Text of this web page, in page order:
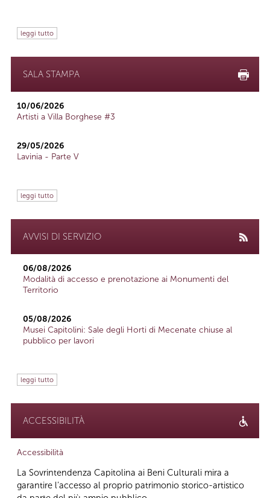
leggi tutto
SALA STAMPA
10/06/2026
Artisti a Villa Borghese #3
29/05/2026
Lavinia - Parte V
leggi tutto
AVVISI DI SERVIZIO
06/08/2026
Modalità di accesso e prenotazione ai Monumenti del
Territorio
05/08/2026
Musei Capitolini: Sale degli Horti di Mecenate chiuse al
pubblico per lavori
leggi tutto
ACCESSIBILITÀ
Accessibilità
La Sovrintendenza Capitolina ai Beni Culturali mira a
garantire l’accesso al proprio patrimonio storico-artistico